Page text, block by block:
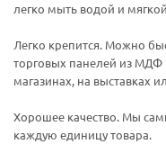
легко мыть водой и
Легко крепится. Можно
торговых панелей из МДФ
магазинах, на выставках
Хорошее качество. Мы
каждую единицу товара.